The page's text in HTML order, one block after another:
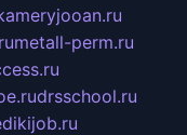
metall-perm.ru
drsschool.ru